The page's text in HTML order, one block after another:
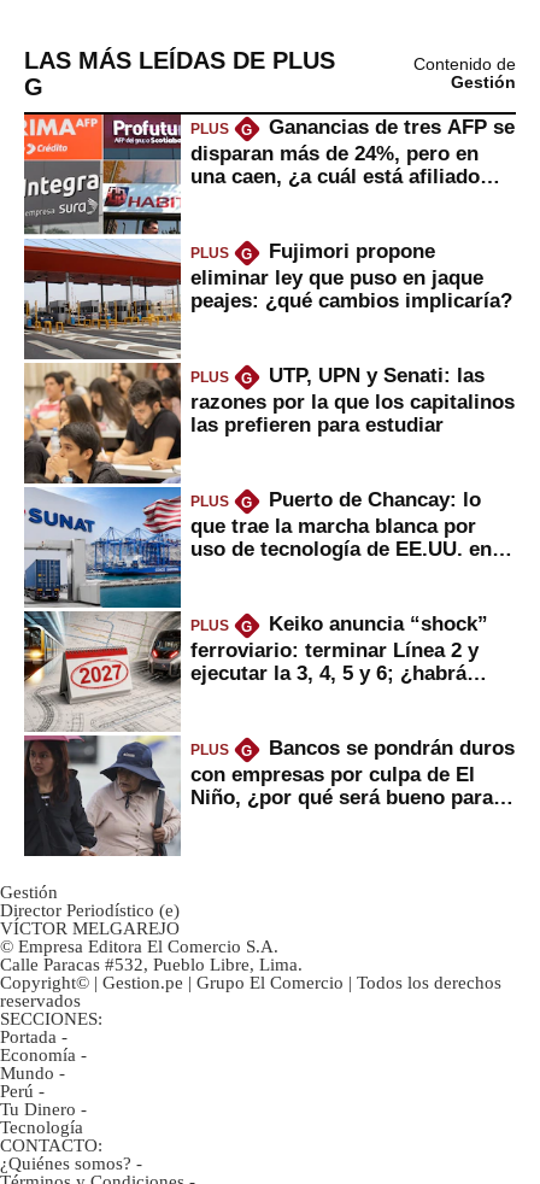
LAS MÁS LEÍDAS DE PLUS
G
Contenido de
Gestión
PLUS G
Ganancias de tres AFP se
disparan más de 24%, pero en
una caen, ¿a cuál está afiliado
PLUS G
Fujimori propone
eliminar ley que puso en jaque
peajes: ¿qué cambios implicaría?
PLUS G
UTP, UPN y Senati: las
razones por la que los capitalinos
las prefieren para estudiar
PLUS G
Puerto de Chancay: lo
que trae la marcha blanca por
uso de tecnología de EE.UU. en
PLUS G
Keiko anuncia “shock”
ferroviario: terminar Línea 2 y
ejecutar la 3, 4, 5 y 6; ¿habrá
PLUS G
Bancos se pondrán duros
con empresas por culpa de El
Niño, ¿por qué será bueno para
Gestión
Director Periodístico (e)
VÍCTOR MELGAREJO
© Empresa Editora El Comercio S.A.
Calle Paracas #532, Pueblo Libre, Lima.
Copyright© | Gestion.pe | Grupo El Comercio | Todos los derechos
reservados
SECCIONES:
Portada -
Economía -
Mundo -
Perú -
Tu Dinero -
Tecnología
CONTACTO:
¿Quiénes somos? -